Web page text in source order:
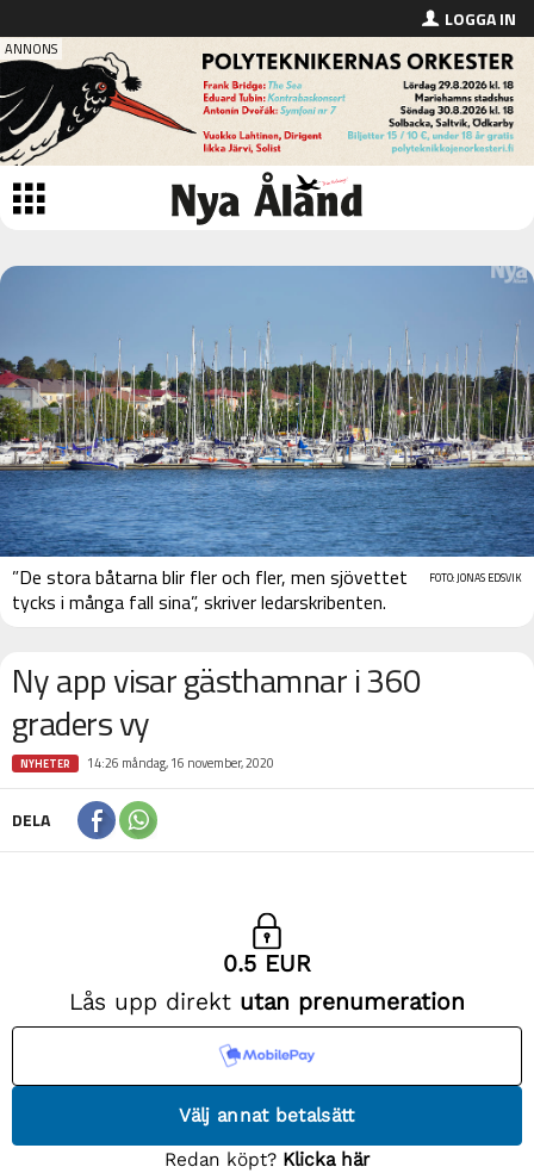
LOGGA IN
FOTO: JONAS EDSVIK
”De stora båtarna blir fler och fler, men sjövettet
tycks i många fall sina”, skriver ledarskribenten.
Ny app visar gästhamnar i 360
graders vy
NYHETER 14:26 måndag, 16 november, 2020
DELA